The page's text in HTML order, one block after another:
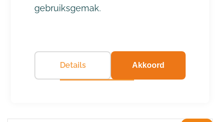
Onze locaties
Hieronder vindt u een overzicht van de locaties
waar onze (medisch) pedicures werkzaam zijn.
gebruiksgemak.
Details Akkoord